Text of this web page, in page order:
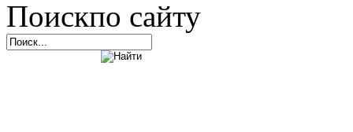
Поискпо сайту